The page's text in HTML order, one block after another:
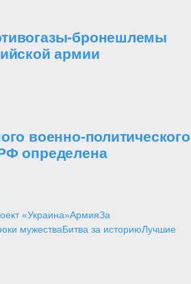
бронешлемы
армии
военно-политического
определена
«Украина»АрмияЗа
мужестваБитва за историюЛучшие